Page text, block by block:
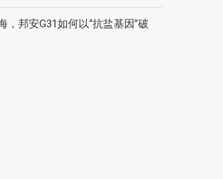
，邦安G31如何以“抗盐基因”破